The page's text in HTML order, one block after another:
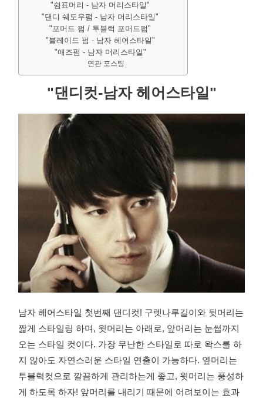
"쉼표머리 - 남자 머리스타일"
"댄디 쉐도우펌 - 남자 머리스타일"
"포머드 펌 / 투블럭 포머드펌"
"블레이드 펌 - 남자 헤어스타일"
"애즈펌 - 남자 머리스타일"
연관 포스팅
"댄디컷-남자 헤어스타일"
남자 헤어스타일 첫번째 댄디컷! 구렛나루길이와 뒷머리는
짧게 스타일링 하며, 윗머리는 아래로, 앞머리는 눈썹까지
오는 스타일 컷이다. 가장 무난한 스타일로 따로 왁스를 하
지 않아도 자연스러운 스타일 연출이 가능하다. 옆머리는
투블럭컷으로 깔끔하게 관리하는게 좋고, 윗머리는 풍성하
게 하도록 하자! 앞머리를 내리기 때문에 어려보이는 효과